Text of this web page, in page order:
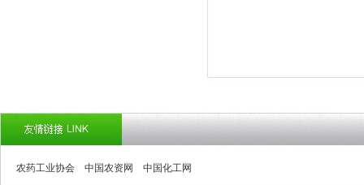
农药工业协会 中国农资网 中国化工网